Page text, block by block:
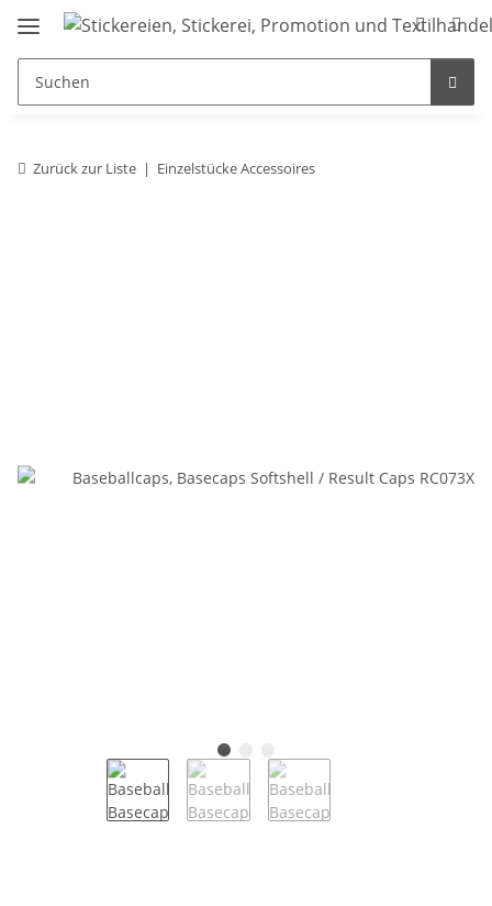
Zurück zur Liste Einzelstücke Accessoires